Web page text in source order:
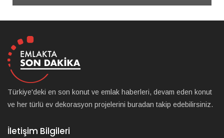
Türkiye'deki en son konut ve emlak haberleri, devam eden konut
ve her türlü ev dekorasyon projelerini buradan takip edebilirsiniz.
İletişim Bilgileri